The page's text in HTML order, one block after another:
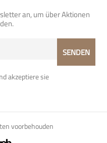
an, um über Aktionen
akzeptiere sie
voorbehouden